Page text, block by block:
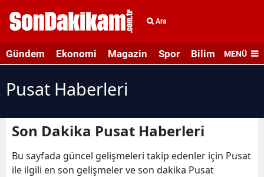
Ara
Gündem Ekonomi Magazin Spor Bilim veMENÜ
Pusat Haberleri
Son Dakika Pusat Haberleri
Bu sayfada güncel gelişmeleri takip edenler için Pusat
ile ilgili en son gelişmeler ve son dakika Pusat